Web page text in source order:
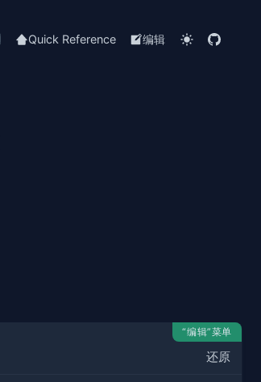
Quick Reference 编辑
“编辑”菜单
还原